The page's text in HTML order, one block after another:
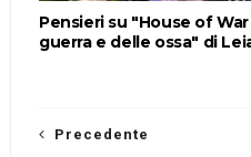
Pensieri su "House of
guerra e delle ossa" di
Precedente